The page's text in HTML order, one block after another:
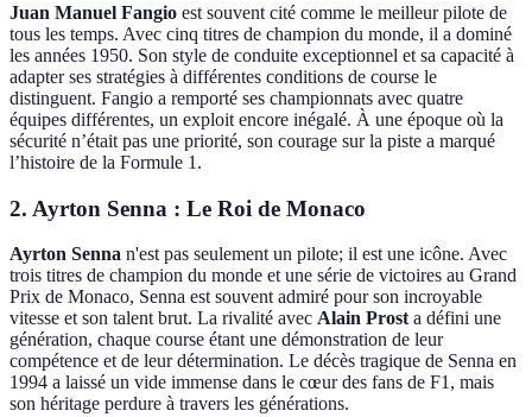
Juan Manuel Fangio est souvent cité comme le meilleur pilote de
tous les temps. Avec cinq titres de champion du monde, il a dominé
les années 1950. Son style de conduite exceptionnel et sa capacité à
adapter ses stratégies à différentes conditions de course le
distinguent. Fangio a remporté ses championnats avec quatre
équipes différentes, un exploit encore inégalé. À une époque où la
sécurité n’était pas une priorité, son courage sur la piste a marqué
l’histoire de la Formule 1.
2. Ayrton Senna : Le Roi de Monaco
Ayrton Senna n'est pas seulement un pilote; il est une icône. Avec
trois titres de champion du monde et une série de victoires au Grand
Prix de Monaco, Senna est souvent admiré pour son incroyable
vitesse et son talent brut. La rivalité avec Alain Prost a défini une
génération, chaque course étant une démonstration de leur
compétence et de leur détermination. Le décès tragique de Senna en
1994 a laissé un vide immense dans le cœur des fans de F1, mais
son héritage perdure à travers les générations.